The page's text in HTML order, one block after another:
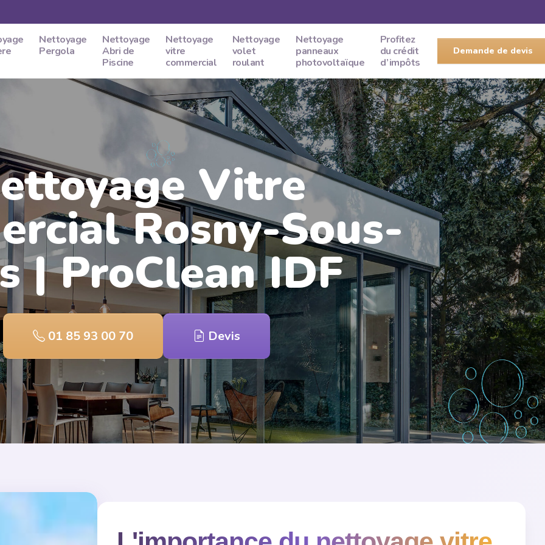
Nettoyage
Pergola
Nettoyage
Abri de
Piscine
Nettoyage
vitre
commercial
Nettoyage
volet
roulant
Nettoyage
panneaux
photovoltaïque
Profitez
du crédit
d’impôts
Demande de devis
Vitre
Rosny-Sous-
| ProClean IDF
01 85 93 00 70 Devis